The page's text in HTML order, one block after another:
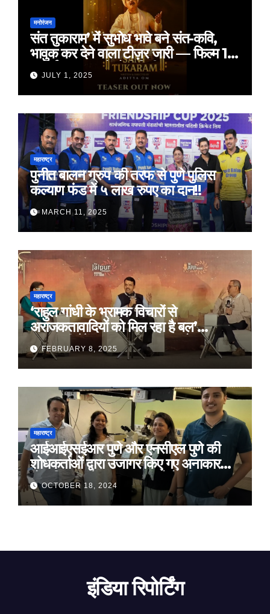
मनोरंजन
संत तुकाराम’ में सुभोध भावे बने संत-कवि,
भावुक कर देने वाला टीज़र जारी — फिल्म 18
जुलाई 2025 को होगी रिलीज़
JULY 1, 2025
महाराष्ट्र
पुनीत बालन ग्रुप की तरफ से पुणे पुलिस
कल्याण फंड में ५ लाख रुपए का दान!!
MARCH 11, 2025
महाराष्ट्र
‘राहुल गांधी के भ्रामक विचारों से
अराजकतावादियों को मिल रहा है बल’
मुख्यमंत्री देवेंद्र फडणवीस का आरोप
FEBRUARY 8, 2025
महाराष्ट्र
आईआईएसईआर पुणे और एनसीएल पुणे की
शोधकर्ताओं द्वारा उजागर किए गए अनाकार
ठोस विरूपण में संरचनात्मक दोषों की प्रमुख
भूमिका
OCTOBER 18, 2024
इंडिया रिपोर्टिंग